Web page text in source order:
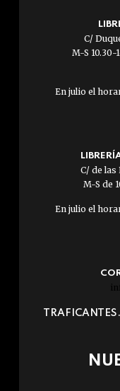
C/
M-S 10.30-
En julio el
C/ de las
M-S de
En julio el